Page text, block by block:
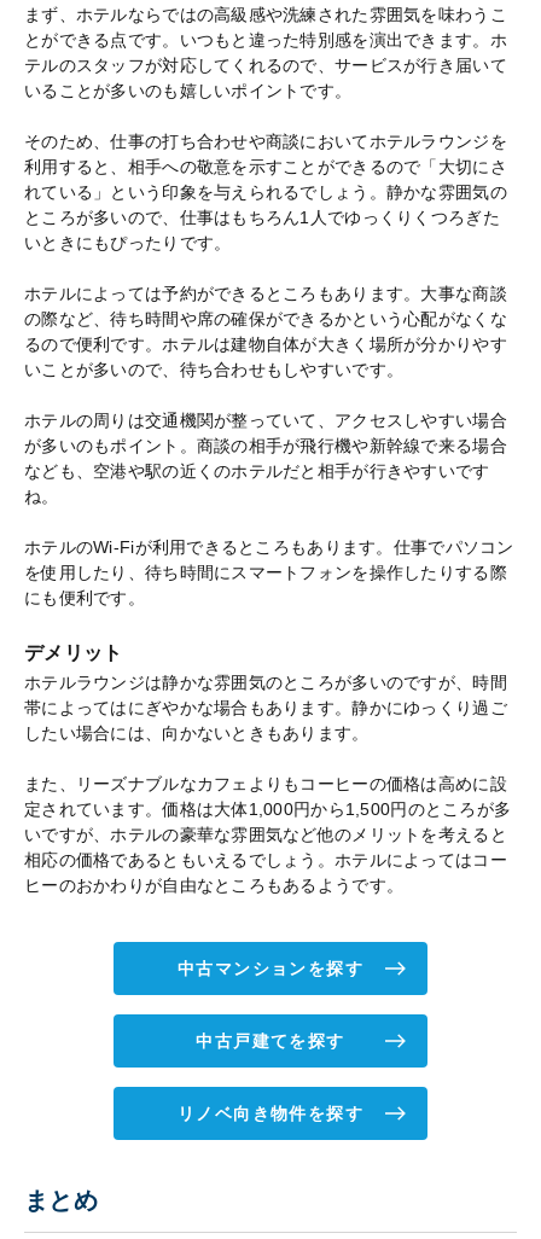
まず、ホテルならではの高級感や洗練された雰囲気を味わうこ
とができる点です。いつもと違った特別感を演出できます。ホ
テルのスタッフが対応してくれるので、サービスが行き届いて
いることが多いのも嬉しいポイントです。
そのため、仕事の打ち合わせや商談においてホテルラウンジを
利用すると、相手への敬意を示すことができるので「大切にさ
れている」という印象を与えられるでしょう。静かな雰囲気の
ところが多いので、仕事はもちろん1人でゆっくりくつろぎた
いときにもぴったりです。
ホテルによっては予約ができるところもあります。大事な商談
の際など、待ち時間や席の確保ができるかという心配がなくな
るので便利です。ホテルは建物自体が大きく場所が分かりやす
いことが多いので、待ち合わせもしやすいです。
ホテルの周りは交通機関が整っていて、アクセスしやすい場合
が多いのもポイント。商談の相手が飛行機や新幹線で来る場合
なども、空港や駅の近くのホテルだと相手が行きやすいです
ね。
ホテルのWi-Fiが利用できるところもあります。仕事でパソコン
を使用したり、待ち時間にスマートフォンを操作したりする際
にも便利です。
デメリット
ホテルラウンジは静かな雰囲気のところが多いのですが、時間
帯によってはにぎやかな場合もあります。静かにゆっくり過ご
したい場合には、向かないときもあります。
また、リーズナブルなカフェよりもコーヒーの価格は高めに設
定されています。価格は大体1,000円から1,500円のところが多
いですが、ホテルの豪華な雰囲気など他のメリットを考えると
相応の価格であるともいえるでしょう。ホテルによってはコー
ヒーのおかわりが自由なところもあるようです。
中古マンションを探す
中古戸建てを探す
リノベ向き物件を探す
まとめ